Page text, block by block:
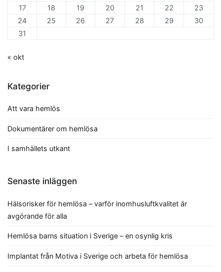
17
18 19 20 21 22
23
24
25 26 27 28 29
30
31
« okt
Kategorier
Att vara hemlös
Dokumentärer om hemlösa
I samhällets utkant
Senaste inläggen
Hälsorisker för hemlösa – varför inomhusluftkvalitet är
avgörande för alla
Hemlösa barns situation i Sverige – en osynlig kris
Implantat från Motiva i Sverige och arbeta för hemlösa